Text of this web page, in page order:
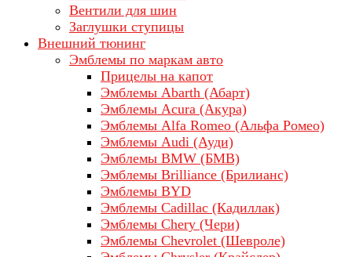
Вентили для шин
Заглушки ступицы
Внешний тюнинг
Эмблемы по маркам авто
Прицелы на капот
Эмблемы Abarth (Абарт)
Эмблемы Acura (Акура)
Эмблемы Alfa Romeo (Альфа Ромео)
Эмблемы Audi (Ауди)
Эмблемы BMW (БМВ)
Эмблемы Brilliance (Брилианс)
Эмблемы BYD
Эмблемы Cadillac (Кадиллак)
Эмблемы Chery (Чери)
Эмблемы Chevrolet (Шевроле)